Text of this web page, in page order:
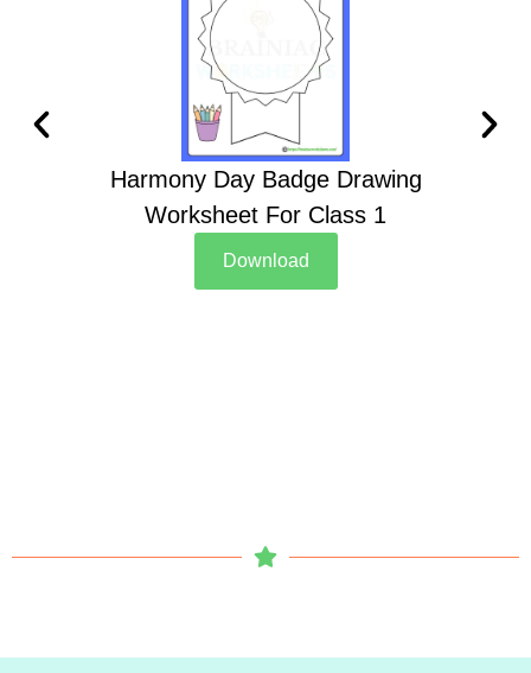
Harmony Day Badge Drawing
Worksheet For Class 1
Download